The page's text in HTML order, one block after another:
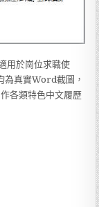
用於崗位求職使
為真實Word截圖，
各類特色中文履歷